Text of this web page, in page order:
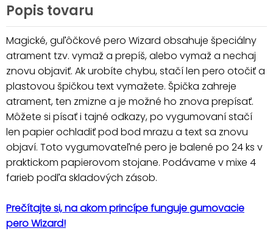
Popis tovaru
Magické, guľôčkové pero Wizard obsahuje špeciálny
atrament tzv. vymaž a prepíš, alebo vymaž a nechaj
znovu objaviť. Ak urobíte chybu, stačí len pero otočiť a
plastovou špičkou text vymažete. Špička zahreje
atrament, ten zmizne a je možné ho znova prepísať.
Môžete si písať i tajné odkazy, po vygumovaní stačí
len papier ochladiť pod bod mrazu a text sa znovu
objaví. Toto vygumovateľné pero je balené po 24 ks v
praktickom papierovom stojane. Podávame v mixe 4
farieb podľa skladových zásob.
Prečítajte si, na akom princípe funguje gumovacie
pero Wizard!